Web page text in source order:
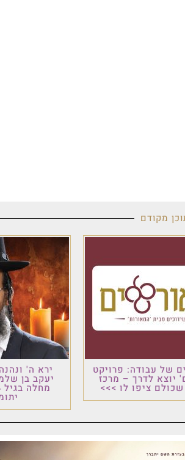
מקודם
של עבודה: פרויקט
יוצא לדרך – מרכז
ציפו לו >>>
ירא ה'
יעקב בן